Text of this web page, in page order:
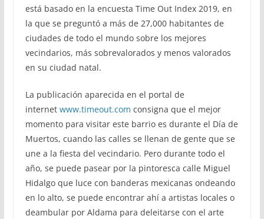
está basado en la encuesta Time Out Index 2019, en
la que se preguntó a más de 27,000 habitantes de
ciudades de todo el mundo sobre los mejores
vecindarios, más sobrevalorados y menos valorados
en su ciudad natal.
La publicación aparecida en el portal de
internet www.timeout.com consigna que el mejor
momento para visitar este barrio es durante el Día de
Muertos, cuando las calles se llenan de gente que se
une a la fiesta del vecindario. Pero durante todo el
año, se puede pasear por la pintoresca calle Miguel
Hidalgo que luce con banderas mexicanas ondeando
en lo alto, se puede encontrar ahí a artistas locales o
deambular por Aldama para deleitarse con el arte